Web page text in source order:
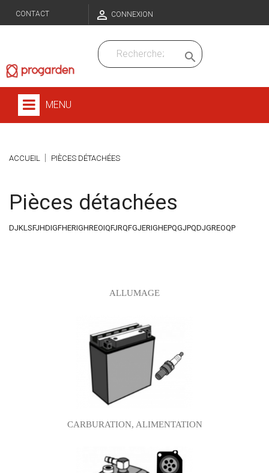
CONTACT  CONNEXION

MENU
ACCUEIL PIÈCES DÉTACHÉES
Pièces détachées
DJKLSFJHDIGFHERIGHREOIQFJRQFGJERIGHEPQGJPQDJGREOQP
ALLUMAGE
CARBURATION, ALIMENTATION